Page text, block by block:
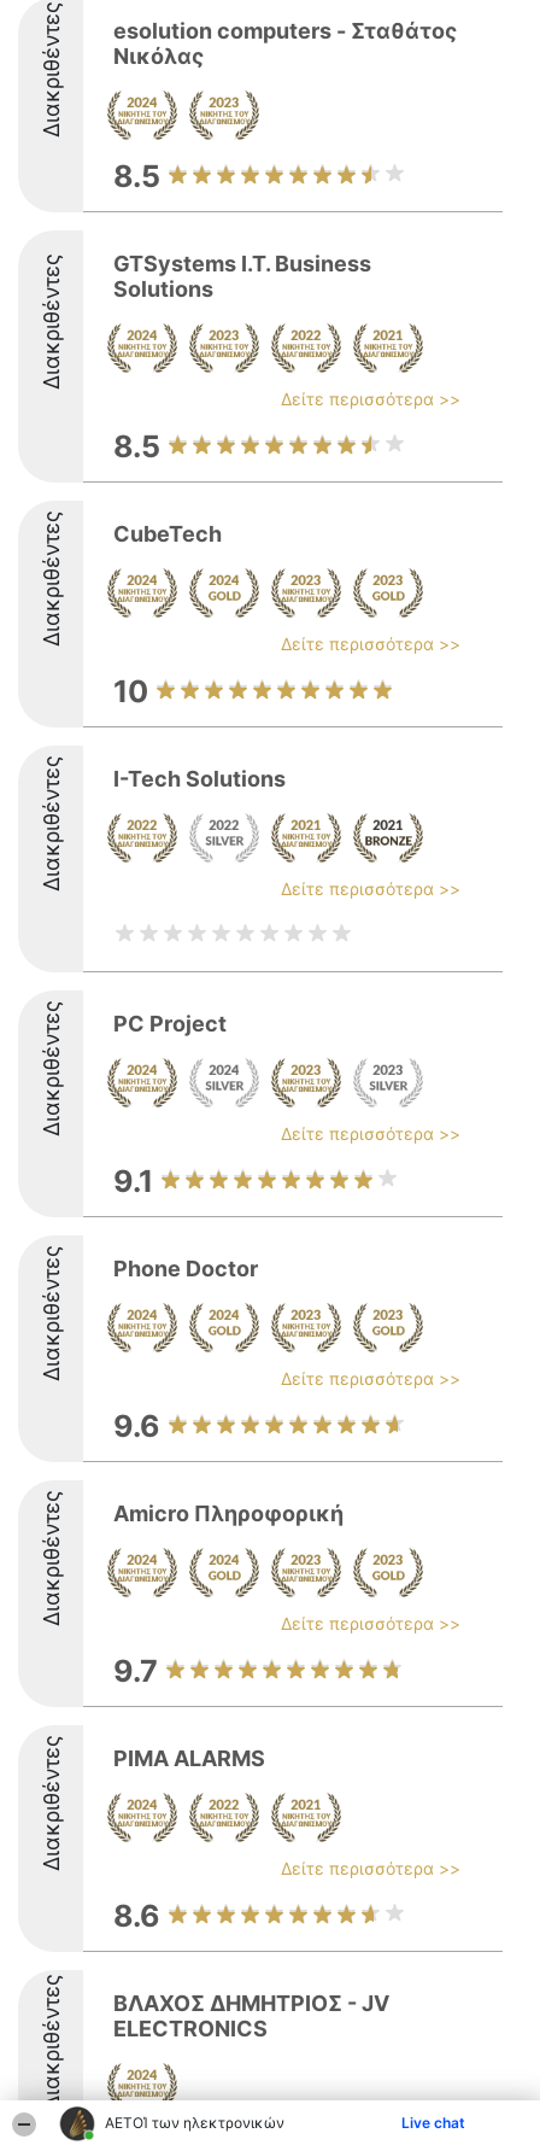
ΑΕΤΟΊ των ηλεκτρονικών Live chat
Διακριθέντες
esolution computers - Σταθάτος
Νικόλας
8.5
Διακριθέντες
GTSystems I.T. Business
Solutions
Δείτε περισσότερα >>
8.5
Διακριθέντες CubeTech
Δείτε περισσότερα >>
10
Διακριθέντες I-Tech Solutions
Δείτε περισσότερα >>
Διακριθέντες PC Project
Δείτε περισσότερα >>
9.1
Διακριθέντες Phone Doctor
Δείτε περισσότερα >>
9.6
Διακριθέντες Amicro Πληροφορική
Δείτε περισσότερα >>
9.7
Διακριθέντες PIMA ALARMS
Δείτε περισσότερα >>
8.6
Διακριθέντες
ΒΛΑΧΟΣ ΔΗΜΗΤΡΙΟΣ - JV
ELECTRONICS